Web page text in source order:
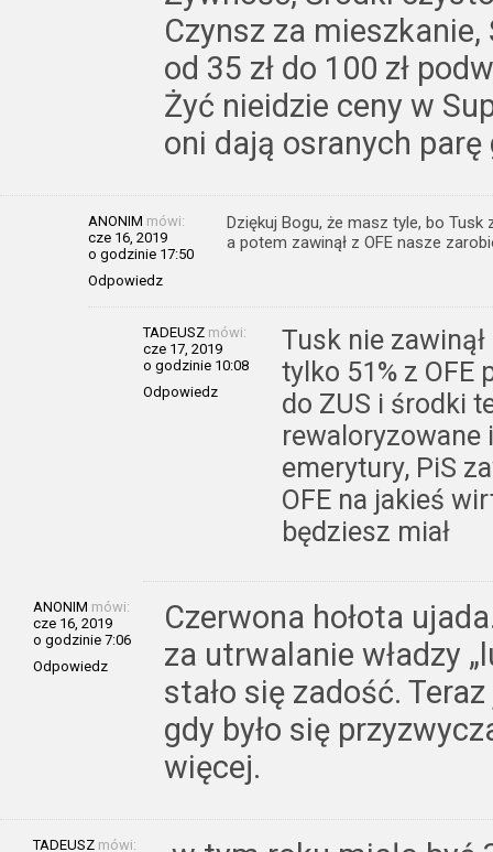
Czynsz za
od 35 zł do 100 zł
Żyć nieidzie ceny w
oni dają osranych
ANONIM mówi:
cze 16, 2019
o godzinie 17:50
Odpowiedz
Dziękuj Bogu, że masz tyle, bo Tusk
a potem zawinął z OFE nasze
TADEUSZ mówi:
cze 17, 2019
o godzinie 10:08
Odpowiedz
Tusk nie
tylko 51% z OFE
do ZUS i środki
rewaloryzowane
emerytury, PiS
OFE na jakieś
będziesz miał
ANONIM mówi:
cze 16, 2019
o godzinie 7:06
Odpowiedz
Czerwona hołota
za utrwalanie władzy
stało się zadość.
gdy było się
więcej.
TADEUSZ mówi: